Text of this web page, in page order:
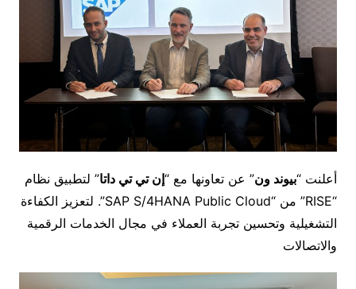
أعلنت “بيوند ون” عن تعاونها مع “إن تي تي داتا” لتطبيق نظام
“RISE” من “SAP S/4HANA Public Cloud”. لتعزيز الكفاءة
التشغيلية وتحسين تجربة العملاء في مجال الخدمات الرقمية
والاتصالات